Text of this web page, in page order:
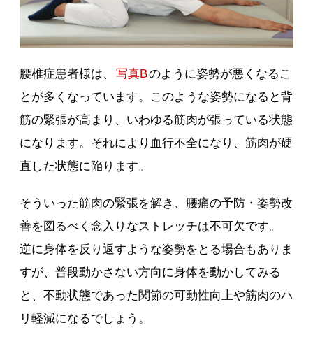
腰椎症患者様は、 写真Bのように姿勢が悪くなるこ
とが多くなっています。このような姿勢になると背
筋の緊張が高まり、いわゆる筋肉が張っている状態
になります。それにより血行不全になり、筋肉が硬
直した状態に陥ります。
そういった筋肉の緊張を解き、腰痛の予防・姿勢改
善を図るべく念入りなストレッチは不可欠です。
逆に身体を反り返すような姿勢をとる場合もありま
すが、普段動かさない方向に身体を動かしてみる
と、不動状態であった関節の可動性向上や筋肉のハ
リ軽減になるでしょう。